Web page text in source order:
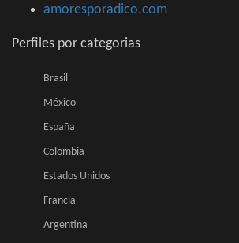
amoresporadico.com
Perfiles por categorias
Brasil
México
España
Colombia
Estados Unidos
Francia
Argentina